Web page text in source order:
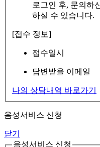
로그인 후, 문의하
하실 수 있습니다.
[접수 정보]
접수일시
답변받을 이메일
나의 상담내역 바로가기
음성서비스 신청
닫기
음성서비스 신청